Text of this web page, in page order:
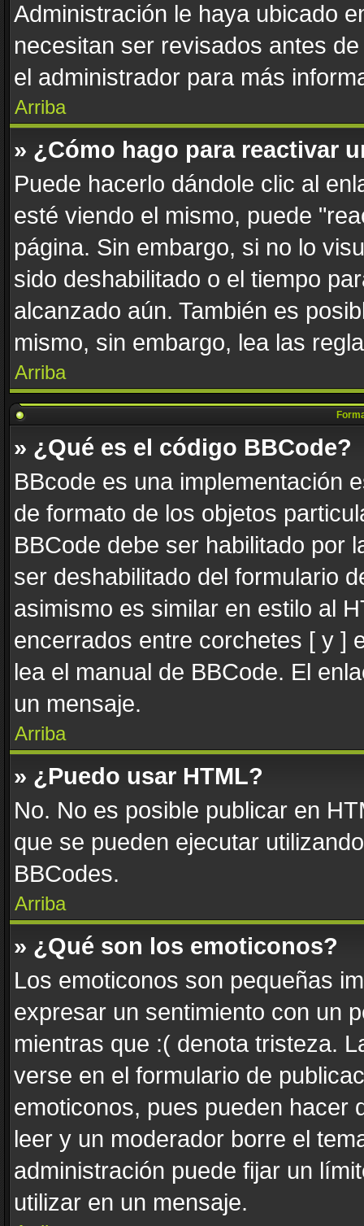
Administración le haya ubicado
necesitan ser revisados antes
el administrador para más
Arriba
» ¿Cómo hago para reactivar
Puede hacerlo dándole clic al
esté viendo el mismo, puede
página. Sin embargo, si no lo
sido deshabilitado o el tiempo
alcanzado aún. También es
mismo, sin embargo, lea las
Arriba
» ¿Qué es el código BBCode?
BBcode es una implementación
de formato de los objetos
BBCode debe ser habilitado por
ser deshabilitado del formulario
asimismo es similar en estilo al
encerrados entre corchetes [ y ]
lea el manual de BBCode. El
un mensaje.
Arriba
» ¿Puedo usar HTML?
No. No es posible publicar en
que se pueden ejecutar
BBCodes.
Arriba
» ¿Qué son los emoticonos?
Los emoticonos son pequeñas
expresar un sentimiento con un
mientras que :( denota tristeza.
verse en el formulario de
emoticonos, pues pueden hacer
leer y un moderador borre el
administración puede fijar un
utilizar en un mensaje.